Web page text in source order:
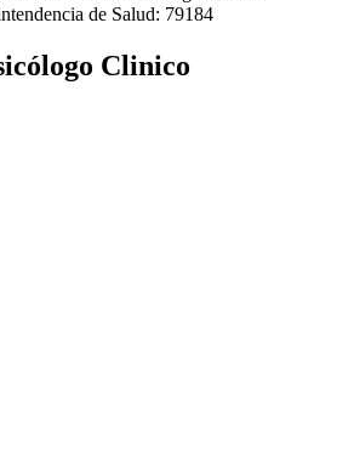
de Salud: 79184
Clinico